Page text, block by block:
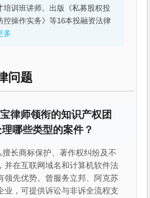
培训班讲师。出版《私募股权投
控操作实务》等16本投融资法律
多
问题
律师领衔的知识产权团
哪些类型的案件？
擅长商标保护、著作权纠纷及不
并在互联网域名和计算机软件法
领先优势。曾服务立邦、阿克苏
业，可提供诉讼与非诉全流程支